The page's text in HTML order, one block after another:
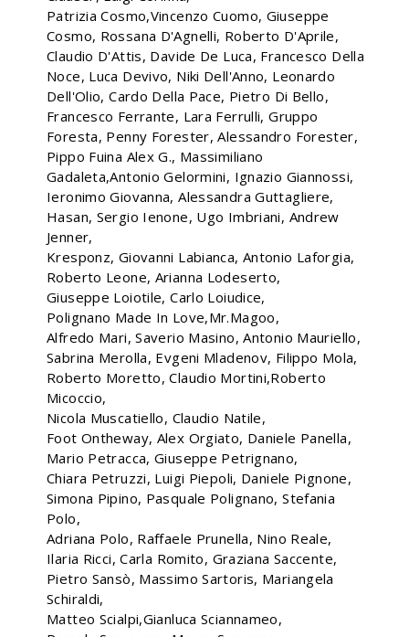
Patrizia Cosmo,Vincenzo Cuomo, Giuseppe
Cosmo, Rossana D'Agnelli, Roberto D'Aprile,
Claudio D'Attis, Davide De Luca, Francesco Della
Noce, Luca Devivo, Niki Dell'Anno, Leonardo
Dell'Olio, Cardo Della Pace, Pietro Di Bello,
Francesco Ferrante, Lara Ferrulli, Gruppo
Foresta, Penny Forester, Alessandro Forester,
Pippo Fuina Alex G., Massimiliano
Gadaleta,Antonio Gelormini, Ignazio Giannossi,
Ieronimo Giovanna, Alessandra Guttagliere,
Hasan, Sergio Ienone, Ugo Imbriani, Andrew
Jenner,
Kresponz, Giovanni Labianca, Antonio Laforgia,
Roberto Leone, Arianna Lodeserto,
Giuseppe Loiotile, Carlo Loiudice,
Polignano Made In Love,Mr.Magoo,
Alfredo Mari, Saverio Masino, Antonio Mauriello,
Sabrina Merolla, Evgeni Mladenov, Filippo Mola,
Roberto Moretto, Claudio Mortini,Roberto
Micoccio,
Nicola Muscatiello, Claudio Natile,
Foot Ontheway, Alex Orgiato, Daniele Panella,
Mario Petracca, Giuseppe Petrignano,
Chiara Petruzzi, Luigi Piepoli, Daniele Pignone,
Simona Pipino, Pasquale Polignano, Stefania
Polo,
Adriana Polo, Raffaele Prunella, Nino Reale,
Ilaria Ricci, Carla Romito, Graziana Saccente,
Pietro Sansò, Massimo Sartoris, Mariangela
Schiraldi,
Matteo Scialpi,Gianluca Sciannameo,